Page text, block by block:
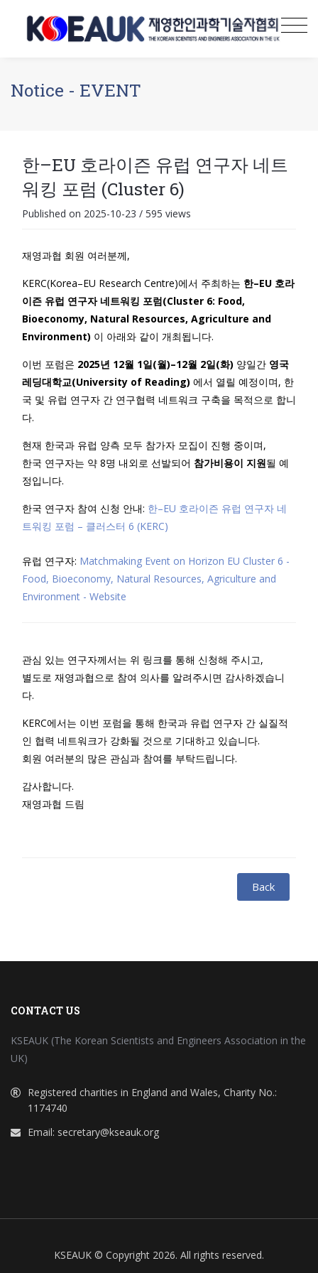
Notice - EVENT
한–EU 호라이즌 유럽 연구자 네트
워킹 포럼 (Cluster 6)
Published on 2025-10-23 / 595 views
재영과협 회원 여러분께,
KERC(Korea–EU Research Centre)에서 주최하는 한–EU 호라
이즌 유럽 연구자 네트워킹 포럼(Cluster 6: Food,
Bioeconomy, Natural Resources, Agriculture and
Environment) 이 아래와 같이 개최됩니다.
이번 포럼은 2025년 12월 1일(월)–12월 2일(화) 양일간 영국
레딩대학교(University of Reading) 에서 열릴 예정이며, 한
국 및 유럽 연구자 간 연구협력 네트워크 구축을 목적으로 합니
다.
현재 한국과 유럽 양측 모두 참가자 모집이 진행 중이며,
한국 연구자는 약 8명 내외로 선발되어 참가비용이 지원될 예
정입니다.
한국 연구자 참여 신청 안내: 한–EU 호라이즌 유럽 연구자 네
트워킹 포럼 – 클러스터 6 (KERC)
유럽 연구자: Matchmaking Event on Horizon EU Cluster 6 -
Food, Bioeconomy, Natural Resources, Agriculture and
Environment - Website
관심 있는 연구자께서는 위 링크를 통해 신청해 주시고,
별도로 재영과협으로 참여 의사를 알려주시면 감사하겠습니
다.
KERC에서는 이번 포럼을 통해 한국과 유럽 연구자 간 실질적
인 협력 네트워크가 강화될 것으로 기대하고 있습니다.
회원 여러분의 많은 관심과 참여를 부탁드립니다.
감사합니다.
재영과협 드림
Back
CONTACT US
KSEAUK (The Korean Scientists and Engineers Association in the
UK)
Registered charities in England and Wales, Charity No.:
1174740
Email: secretary@kseauk.org
KSEAUK © Copyright 2026. All rights reserved.